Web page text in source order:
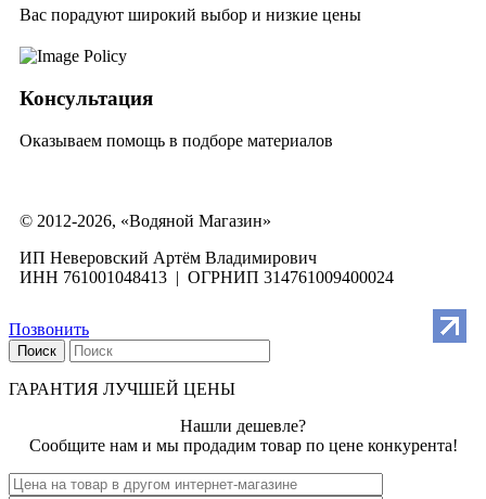
Вас порадуют широкий выбор и низкие цены
Консультация
Оказываем помощь в подборе материалов
© 2012-2026, «Водяной Магазин»
ИП Неверовский Артём Владимирович
ИНН 761001048413 | ОГРНИП 314761009400024
Позвонить
Поиск
ГАРАНТИЯ ЛУЧШЕЙ ЦЕНЫ
Нашли дешевле?
Сообщите нам и мы продадим товар по цене конкурента!